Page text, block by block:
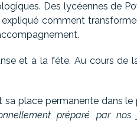
Des lycéennes de
comment
et à la fête. Au cours de
place permanente dans
préparé par